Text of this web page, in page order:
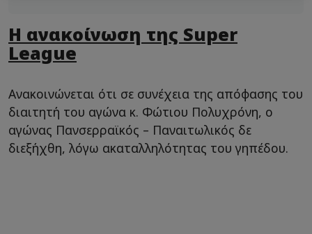
Η ανακοίνωση της Super
League
Ανακοινώνεται ότι σε συνέχεια της απόφασης του
διαιτητή του αγώνα κ. Φώτιου Πολυχρόνη, ο
αγώνας Πανσερραϊκός – Παναιτωλικός δε
διεξήχθη, λόγω ακαταλληλότητας του γηπέδου.